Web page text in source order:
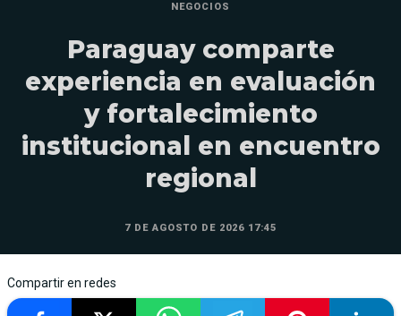
NEGOCIOS
Paraguay comparte
experiencia en evaluación
y fortalecimiento
institucional en encuentro
regional
7 DE AGOSTO DE 2026 17:45
Compartir en redes